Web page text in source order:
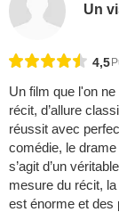
Un
4,5
Un film que l'on
récit, d’allure
réussit avec
comédie, le
s’agit d’un
mesure du récit,
est énorme et des